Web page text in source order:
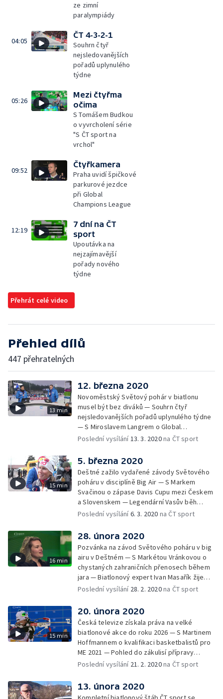
ze zimní
paralympiády
04:05
ČT 4-3-2-1
Souhrn čtyř
nejsledovanějších
pořadů uplynulého
týdne
05:26
Mezi čtyřma
očima
S Tomášem Budkou
o vyvrcholení série
"S ČT sport na
vrchol"
09:52
Čtyřkamera
Praha uvidí špičkové
parkurové jezdce
při Global
Champions League
12:19
7 dní na ČT
sport
Upoutávka na
nejzajímavější
pořady nového
týdne
Přehrát celé video
Přehled dílů
447 přehratelných
13 min
12. března 2020
Novoměstský Světový pohár v biatlonu
musel být bez diváků — Souhrn čtyř
nejsledovanějších pořadů uplynulého týdne
— S Miroslavem Langrem o Global
Champions Tour v parkurovém skákání
Poslední vysílání13. 3. 2020na ČT sport
15 min
5. března 2020
Deštné zažilo vydařené závody Světového
poháru v disciplíně Big Air — S Markem
Svačinou o zápase Davis Cupu mezi Českem
a Slovenskem — Legendární Vasův běh
tentokráte i s reportážním týmem ČT —
následujícího týdne
Poslední vysílání6. 3. 2020 na ČT sport
16 min
28. února 2020
Pozvánka na závod Světového poháru v big
airu v Deštném — S Markétou Vránkovou o
chystaných zahraničních přenosech během
jara — Biatlonový expert Ivan Masařík žije
tímto sportem i mimo TV obrazovku —
následujícího týdne
Poslední vysílání 28. 2. 2020na ČT sport
15 min
20. února 2020
Česká televize získala práva na velké
biatlonové akce do roku 2026 — S Martinem
Hoffmannem o kvalifikaci basketbalistů pro
ME 2021 — Pohled do zákulisí přípravy
podcastů na webu ČT sport — Upoutávka na
Poslední vysílání 21. 2. 2020na ČT sport
13. února 2020